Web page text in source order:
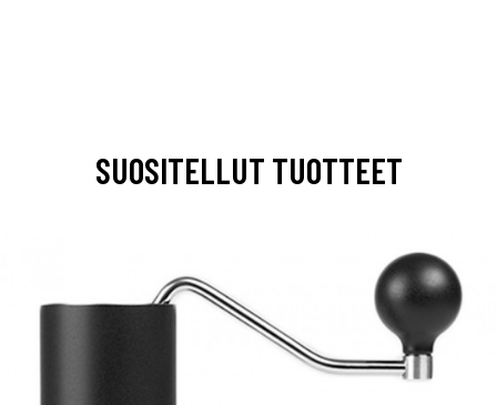
SUOSITELLUT TUOTTEET